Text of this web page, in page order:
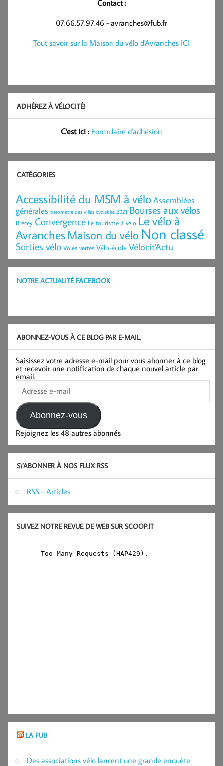
Contact :
07.66.57.97.46 - avranches@fub.fr
Tout savoir sur la Maison du vélo d'Avranches ICI
ADHÉREZ À VÉLOCITÉ!
C'est ici : Formulaire d'adhésion
CATÉGORIES
Accessibilité du MSM à véloAssemblées
générales baromètre des villes cyclables 2021 Bourses aux vélos
Brécey Convergence Le tourisme à vélo Le vélo à
AvranchesMaison du vélo Non classé
Sorties vélo Voies vertes Vélo-école Vélocit'Actu
NOTRE ACTUALITÉ FACEBOOK
ABONNEZ-VOUS À CE BLOG PAR E-MAIL.
Saisissez votre adresse e-mail pour vous abonner à ce blog
et recevoir une notification de chaque nouvel article par
email.
Adresse
e-
mail
Abonnez-vous
Rejoignez les 48 autres abonnés
S\’ABONNER À NOS FLUX RSS
RSS - Articles
SUIVEZ NOTRE REVUE DE WEB SUR SCOOP.IT
LA FUB
Des associations vélo lancent une grande enquête